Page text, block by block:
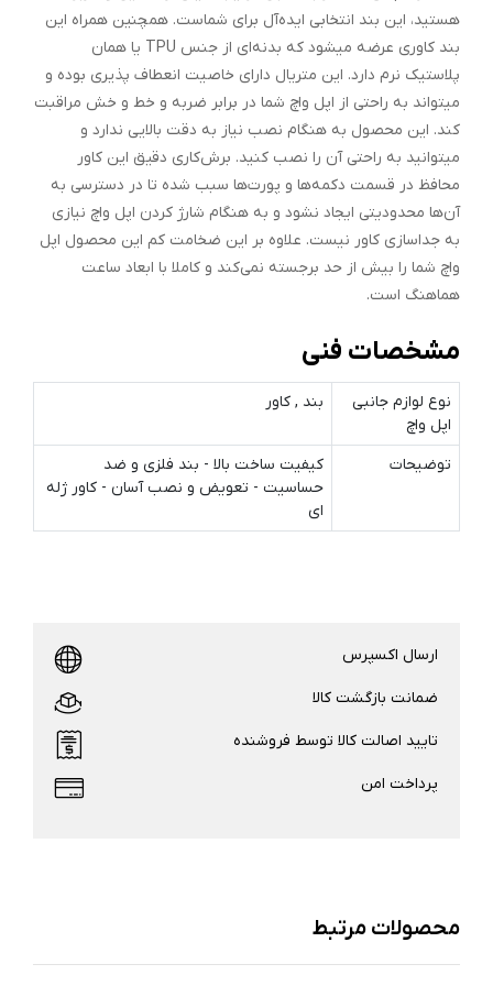
هستید، این بند انتخابی ایده‌آل برای شماست. همچنین همراه این
بند کاوری عرضه میشود که بدنه‌ای از جنس TPU یا همان
پلاستیک نرم دارد. این متریال دارای خاصیت انعطاف پذیری بوده و
میتواند به راحتی از اپل واچ شما در برابر ضربه و خط و خش مراقبت
کند. این محصول به هنگام نصب نیاز به دقت بالایی ندارد و
میتوانید به راحتی آن را نصب کنید. برش‌کاری دقیق این کاور
محافظ در قسمت دکمه‌ها و پورت‌ها سبب شده تا در دسترسی به
آن‌ها محدودیتی ایجاد نشود و به هنگام شارژ کردن اپل واچ نیازی
به جداسازی کاور نیست. علاوه بر این ضخامت کم این محصول اپل
واچ شما را بیش از حد برجسته نمی‌کند و کاملا با ابعاد ساعت
هماهنگ است.
مشخصات فنی
نوع لوازم جانبی
اپل واچ
بند , کاور
توضیحات
کیفیت ساخت بالا - بند فلزی و ضد
حساسیت - تعویض و نصب آسان - کاور ژله
ای
ارسال اکسپرس
ضمانت بازگشت کالا
تایید اصالت کالا توسط فروشنده
پرداخت امن
محصولات مرتبط